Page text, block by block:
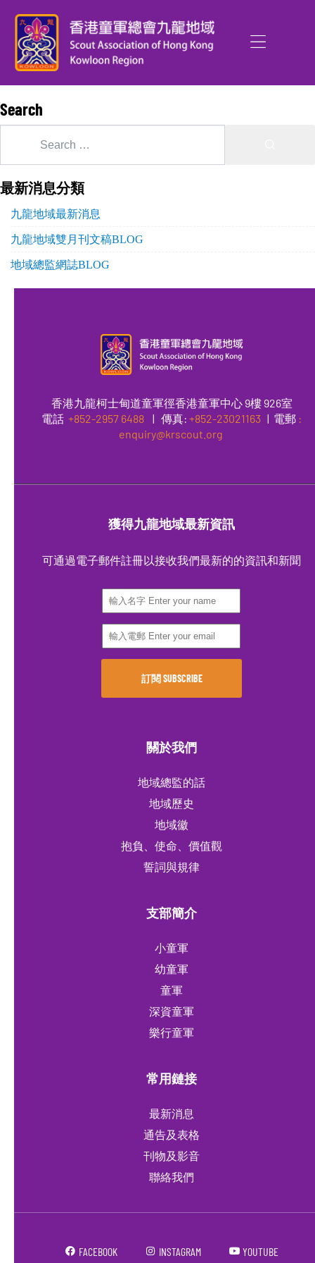
Search
最新消息分類
九龍地域最新消息
九龍地域雙月刊文稿BLOG
地域總監網誌BLOG
香港九龍柯士甸道童軍徑香港童軍中心 9樓 926室
電話 +852-2957 6488 | 傳真: +852-23021163 | 電郵 :
enquiry@krscout.org
獲得九龍地域最新資訊
可通過電子郵件註冊以接收我們最新的的資訊和新聞
關於我們
地域總監的話
地域歷史
地域徽
抱負、使命、價值觀
誓詞與規律
支部簡介
小童軍
幼童軍
童軍
深資童軍
樂行童軍
常用鏈接
最新消息
通告及表格
刊物及影音
聯絡我們
FACEBOOK INSTAGRAM YOUTUBE